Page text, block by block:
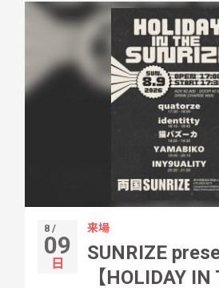
8 /
09
日
来場
SUNRIZE
【HOLIDAY IN